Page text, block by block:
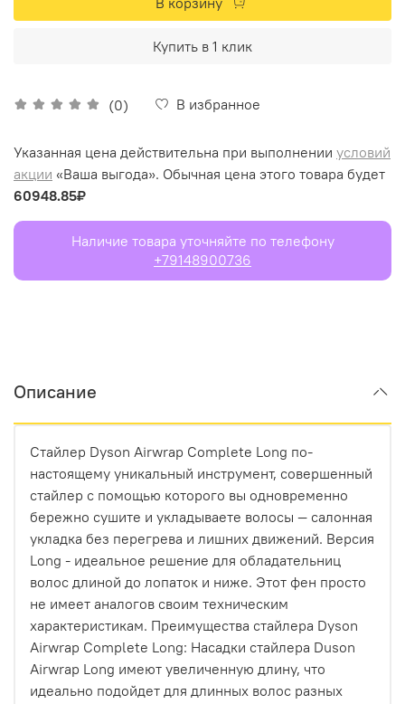
(0) В избранное
Купить в 1 клик
Указанная цена действительна при выполнении условий
акции «Ваша выгода». Обычная цена этого товара будет
60948.85₽
Наличие товара уточняйте по телефону
+79148900736
Описание
Стайлер Dyson Airwrap Complete Long по-
настоящему уникальный инструмент, совершенный
стайлер с помощью которого вы одновременно
бережно сушите и укладываете волосы — салонная
укладка без перегрева и лишних движений. Версия
Long - идеальное решение для обладательниц
волос длиной до лопаток и ниже. Этот фен просто
не имеет аналогов своим техническим
характеристикам. Преимущества стайлера Dyson
Airwrap Complete Long: Насадки стайлера Duson
Airwrap Long имеют увеличенную длину, что
идеально подойдет для длинных волос разных